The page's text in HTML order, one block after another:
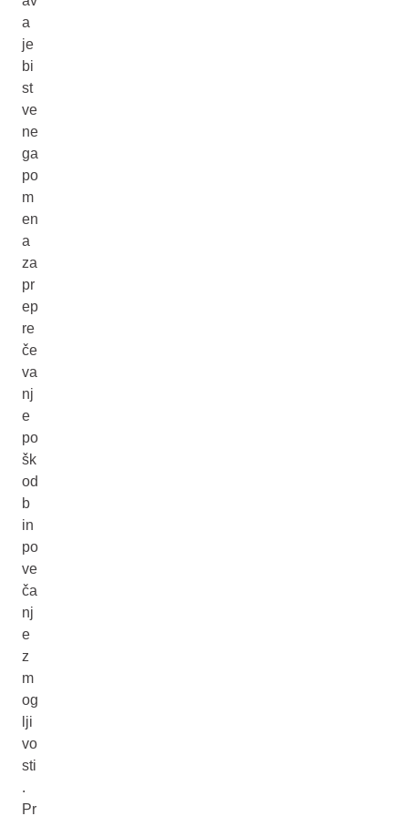
a
je
bi
st
ve
ne
ga
po
m
en
a
za
pr
ep
re
če
va
nj
e
po
šk
od
b
in
po
ve
ča
nj
e
z
m
og
lji
vo
sti
.
Pr